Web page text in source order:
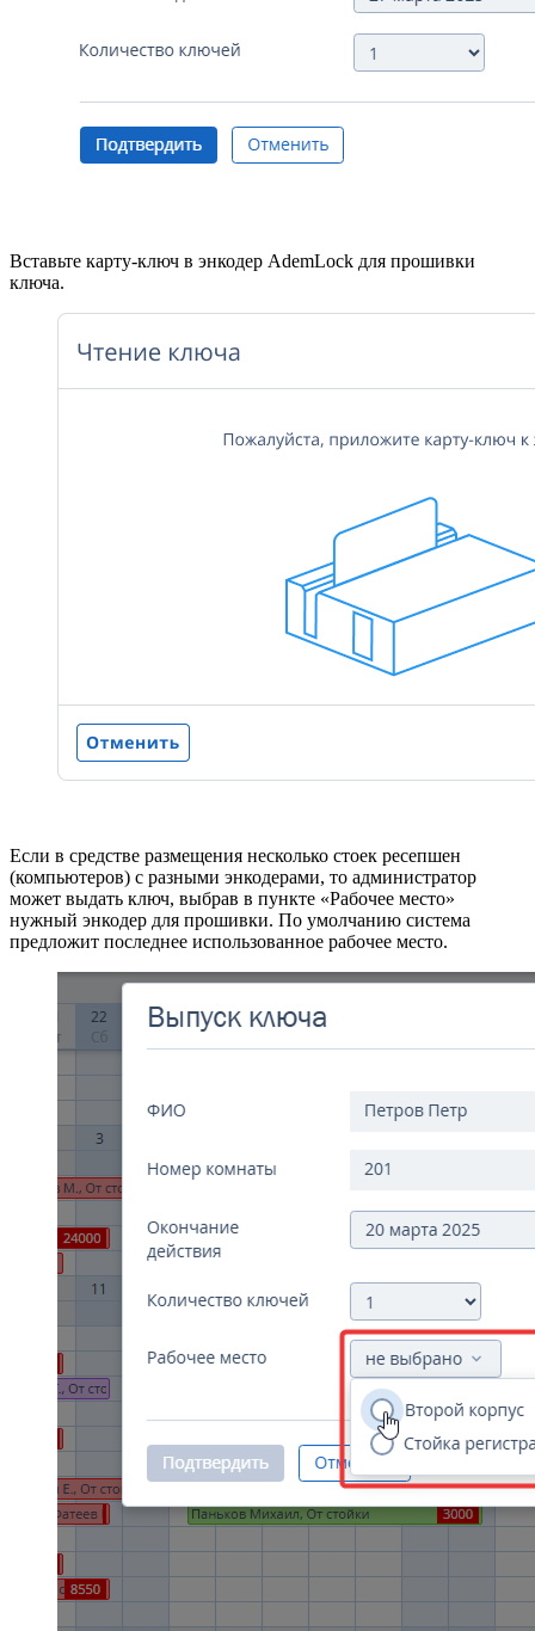
Вставьте карту-ключ в энкодер AdemLock для прошивки
ключа.
Если в средстве размещения несколько стоек ресепшен
(компьютеров) с разными энкодерами, то администратор
может выдать ключ, выбрав в пункте «Рабочее место»
нужный энкодер для прошивки. По умолчанию система
предложит последнее использованное рабочее место.